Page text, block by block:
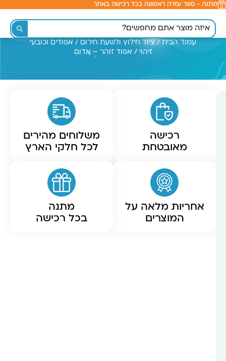
לתוכן
מתנה - ספר עזרה ראשונה בכל רכישה באתר
עמוד הבית /ציוד חילוץ ולשעת חירום / אפודים וכובעי
זיהוי / אפוד זוהר – אדום
רכישה
מאובטחת
משלוחים מהירים
לכל חלקי הארץ
אחריות מלאה על
המוצרים
מתנה
בכל רכישה